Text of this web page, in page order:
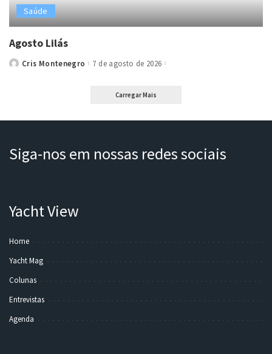
Saúde
Agosto Lilás
PostedCris Montenegro 7 de agosto de 2026
Carregar Mais
Siga-nos em nossas redes sociais
Yacht View
Home
Yacht Mag
Colunas
Entrevistas
Agenda